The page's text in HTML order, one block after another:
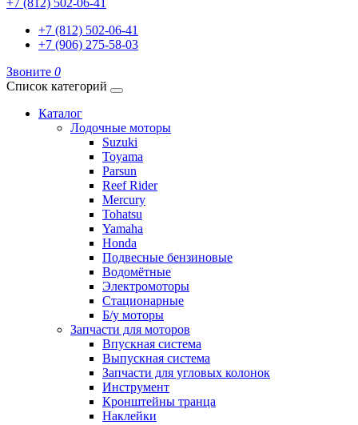
+7 (812) 502-06-41
+7 (812) 502-06-41
+7 (906) 275-58-03
Звоните 0
Список категорий
Каталог
Лодочные моторы
Suzuki
Toyama
Parsun
Reef Rider
Mercury
Tohatsu
Yamaha
Honda
Подвесные бензиновые
Водомётные
Электромоторы
Стационарные
Б/у моторы
Запчасти для моторов
Впускная система
Выпускная система
Запчасти для угловых колонок
Инструмент
Кронштейны транца
Наклейки